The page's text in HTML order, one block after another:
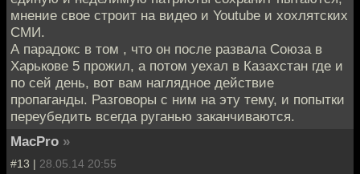
мнение свое строит на видео и Youtube и хохлятских
СМИ.
А парадокс в том , что он после развала Союза в
Харькове 5 прожил, а потом уехал в Казахстан где и
по сей день, вот вам наглядное действие
пропаганды. Разговоры с ним на эту тему, и попытки
переубедить всегда руганью заканчиваются.
MacPro »
#13 | 28.05.14 20:55